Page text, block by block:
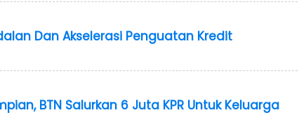
Dan Akselerasi Penguatan Kredit
BTN Salurkan 6 Juta KPR Untuk Keluarga